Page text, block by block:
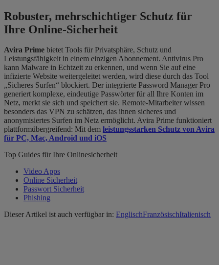
Robuster, mehrschichtiger Schutz für
Ihre Online-Sicherheit
Avira Prime bietet Tools für Privatsphäre, Schutz und
Leistungsfähigkeit in einem einzigen Abonnement. Antivirus Pro
kann Malware in Echtzeit zu erkennen, und wenn Sie auf eine
infizierte Website weitergeleitet werden, wird diese durch das Tool
„Sicheres Surfen“ blockiert. Der integrierte Password Manager Pro
generiert komplexe, eindeutige Passwörter für all Ihre Konten im
Netz, merkt sie sich und speichert sie. Remote-Mitarbeiter wissen
besonders das VPN zu schätzen, das ihnen sicheres und
anonymisiertes Surfen im Netz ermöglicht. Avira Prime funktioniert
plattformübergreifend: Mit dem leistungsstarken Schutz von Avira
für PC, Mac, Android und iOS
Top Guides für Ihre Onlinesicherheit
Video Apps
Online Sicherheit
Passwort Sicherheit
Phishing
Dieser Artikel ist auch verfügbar in: EnglischFranzösischItalienisch